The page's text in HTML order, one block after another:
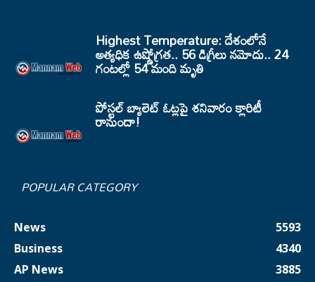
Highest Temperature: దేశంలోనే
అత్యధిక ఉష్ణోగ్రత.. 56 డిగ్రీలు నమోదు.. 24
గంటల్లో 54 మంది మృతి
పోస్టల్ బ్యాలెట్ ఓట్లపై శనివారం క్లారిటీ
రానుందా!
POPULAR CATEGORY
News
5593
Business
4340
AP News
3885